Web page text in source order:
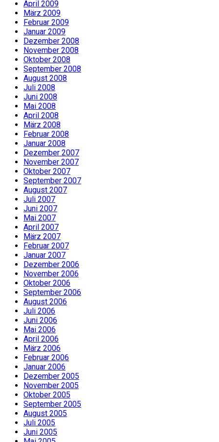
April 2009
März 2009
Februar 2009
Januar 2009
Dezember 2008
November 2008
Oktober 2008
September 2008
August 2008
Juli 2008
Juni 2008
Mai 2008
April 2008
März 2008
Februar 2008
Januar 2008
Dezember 2007
November 2007
Oktober 2007
September 2007
August 2007
Juli 2007
Juni 2007
Mai 2007
April 2007
März 2007
Februar 2007
Januar 2007
Dezember 2006
November 2006
Oktober 2006
September 2006
August 2006
Juli 2006
Juni 2006
Mai 2006
April 2006
März 2006
Februar 2006
Januar 2006
Dezember 2005
November 2005
Oktober 2005
September 2005
August 2005
Juli 2005
Juni 2005